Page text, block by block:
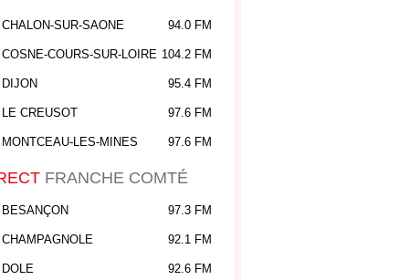
CHALON-SUR-SAONE 94.0 FM
COSNE-COURS-SUR-LOIRE 104.2 FM
DIJON 95.4 FM
LE CREUSOT 97.6 FM
MONTCEAU-LES-MINES 97.6 FM
FRANCHE COMTÉ
BESANÇON 97.3 FM
CHAMPAGNOLE 92.1 FM
DOLE 92.6 FM